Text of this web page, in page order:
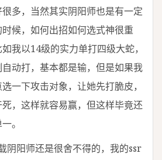
多，当然其实阴阳师也是有一定
候，如何出招如何选式神很重
我以14级的实力单打四级大蛇，
动打，基本都是输，但是如果我
一下攻击对象，让她先打脆皮，
，这样就容易赢，但这样毕竟还
。
阴阳师还是很舍不得的，我的ssr